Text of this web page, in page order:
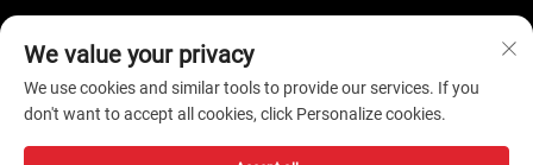
© 2026 Шяньчжън i-Like Fine Chemical Co., Ltd. Всички права
We value your privacy
We use cookies and similar tools to provide our services. If you
don't want to accept all cookies, click Personalize cookies.